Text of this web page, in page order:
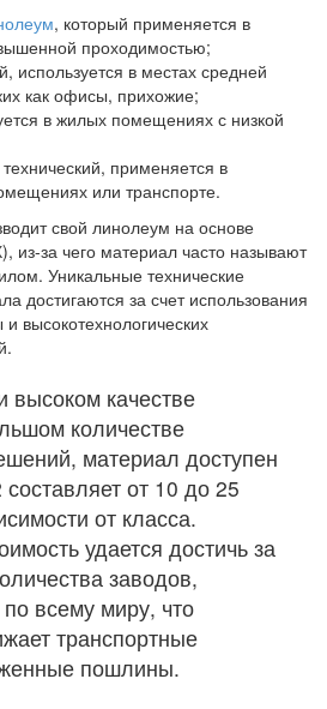
, который применяется в
проходимостью;
используется в местах средней
как офисы, прихожие;
в жилых помещениях с низкой
применяется в
или транспорте.
свой линолеум на основе
из-за чего материал часто называют
Уникальные технические
достигаются за счет использования
высокотехнологических
качестве
количестве
материал доступен
от 10 до 25
от класса.
удается достичь за
заводов,
всему миру, что
транспортные
пошлины.